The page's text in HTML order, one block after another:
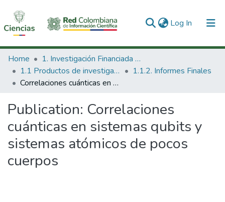
Log In (current)
Communities & Collections
All of DSpace
Home
1. Investigación Financiada con Recursos Públicos
1.1 Productos de investigación
1.1.2. Informes Finales
Correlaciones cuánticas en sistemas qubits y sistemas atómicos de pocos cuerpos
Publication: Correlaciones
cuánticas en sistemas qubits y
sistemas atómicos de pocos
cuerpos